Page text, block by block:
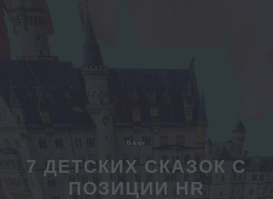
Блог
7 ДЕТСКИХ СКАЗОК С
ПОЗИЦИИ HR